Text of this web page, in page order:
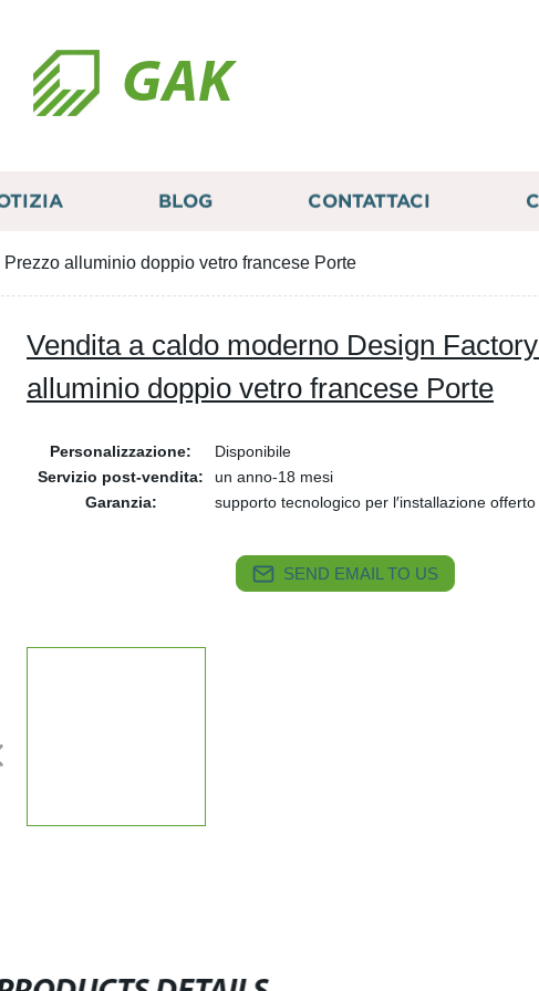
GAK
BLOG CONTATTACI
alluminio doppio vetro francese Porte
Vendita a caldo moderno Design
alluminio doppio vetro francese Porte
Personalizzazione:
Disponibile
Servizio post-vendita:
un anno-18 mesi
Garanzia:
supporto tecnologico per l′installazione offerto
SEND EMAIL TO US